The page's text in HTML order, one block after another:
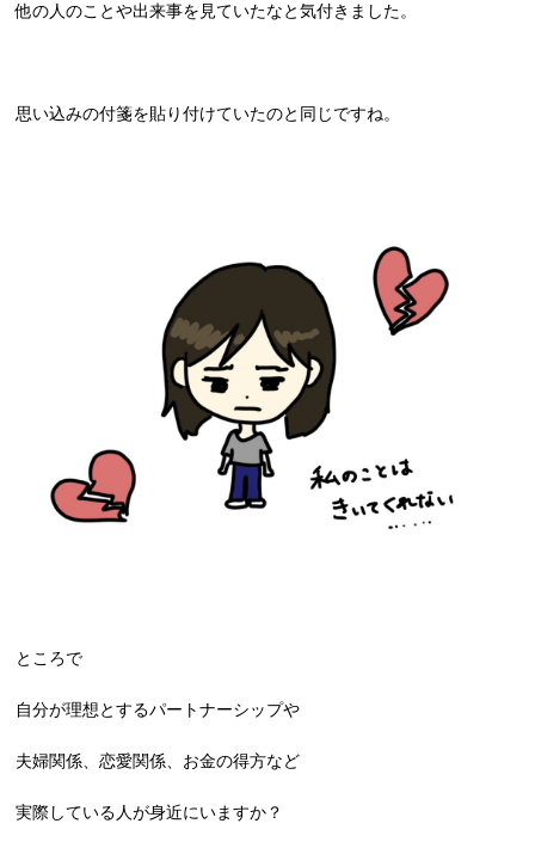
他の人のことや出来事を見ていたなと気付きました。
思い込みの付箋を貼り付けていたのと同じですね。
ところで
自分が理想とするパートナーシップや
夫婦関係、恋愛関係、お金の得方など
実際している人が身近にいますか？